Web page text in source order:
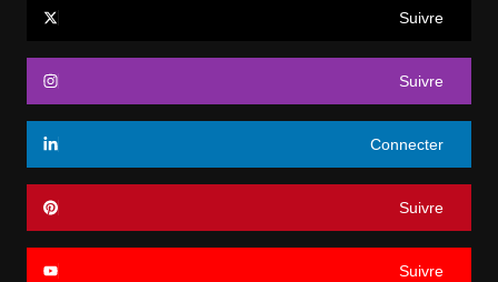
Suivre
Suivre
Connecter
Suivre
Suivre